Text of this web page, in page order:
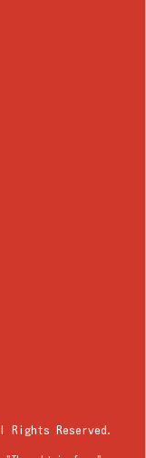
Rights Reserved.